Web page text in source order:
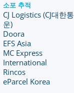
소포 추적
CJ Logistics (CJ대한통
운)
Doora
EFS Asia
MC Express
International
Rincos
eParcel Korea